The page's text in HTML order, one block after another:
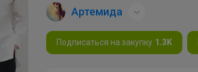
Артемида
Подписаться на закупку 1.3K